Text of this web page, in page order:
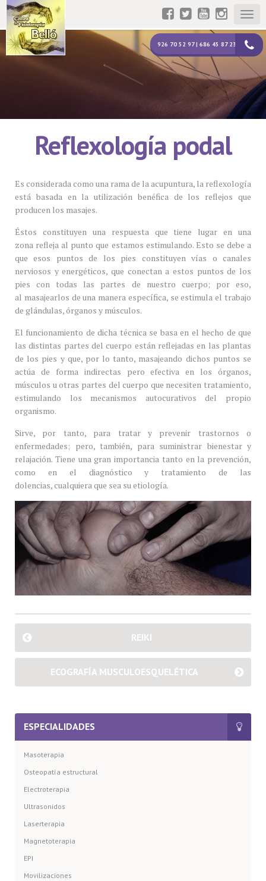
926 70 52 97 | 686 45 87 23
Reflexología podal
Es considerada como una rama de la acupuntura, la reflexología
está basada en la utilización benéfica de los reflejos que
producen los masajes.
Éstos constituyen una respuesta que tiene lugar en una
zona refleja al punto que estamos estimulando. Esto se debe a
que esos puntos de los pies constituyen vías o canales
nerviosos y energéticos, que conectan a estos puntos de los
pies con todas las partes de nuestro cuerpo; por eso,
al masajearlos de una manera específica, se estimula el trabajo
de glándulas, órganos y músculos.
El funcionamiento de dicha técnica se basa en el hecho de que
las distintas partes del cuerpo están reflejadas en las plantas
de los pies y que, por lo tanto, masajeando dichos puntos se
actúa de forma indirectas pero efectiva en los órganos,
músculos u otras partes del cuerpo que necesiten tratamiento,
estimulando los mecanismos autocurativos del propio
organismo.
Sirve, por tanto, para tratar y prevenir trastornos o
enfermedades; pero, también, para suministrar bienestar y
relajación. Tiene una gran importancia tanto en la prevención,
como en el diagnóstico y tratamiento de las
dolencias, cualquiera que sea su etiología.
REIKI
ECOGRAFÍA MUSCULOESQUELÉTICA
ESPECIALIDADES
Masoterapia
Osteopatía estructural
Electroterapia
Ultrasonidos
Laserterapia
Magnetoterapia
EPI
Movilizaciones